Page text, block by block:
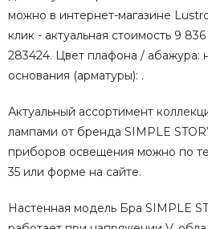
можно в интернет-магазине
клик - актуальная стоимость 9
283424. Цвет плафона /
основания (арматуры): .
Актуальный ассортимент
лампами от бренда SIMPLE
приборов освещения можно по
35 или форме на сайте.
Настенная модель Бра SIMPLE